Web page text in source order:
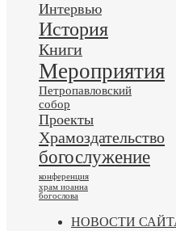
Интервью
История
Книги
Мероприятия
Петропавловский
собор
Проекты
Храмоздательство
богослужение
конференция
храм иоанна
богослова
НОВОСТИ